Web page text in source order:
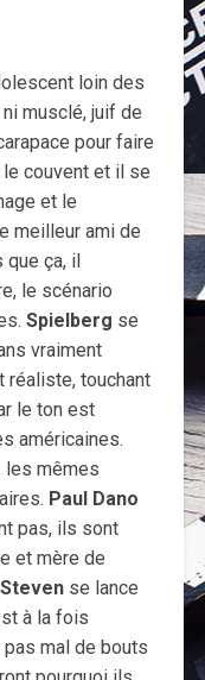
loin des
musclé, juif de
pour faire
couvent et il se
et le
meilleur ami de
que ça, il
le scénario
Spielberg se
vraiment
réaliste, touchant
le ton est
américaines.
les mêmes
Paul Dano
pas, ils sont
et mère de
Steven se lance
à la fois
pas mal de bouts